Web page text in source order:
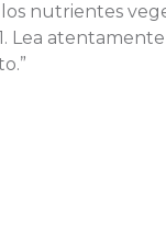
nutrientes
Lea